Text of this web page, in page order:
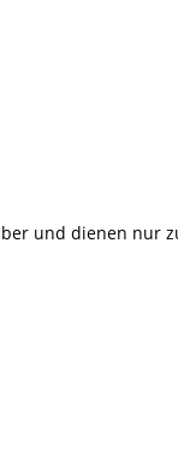
und dienen nur